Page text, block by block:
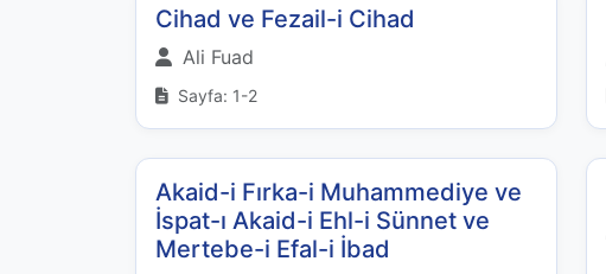
Cihad ve Fezail-i Cihad
Ali Fuad
Sayfa: 1-2
Akaid-i Fırka-i Muhammediye ve
İspat-ı Akaid-i Ehl-i Sünnet ve
Mertebe-i Efal-i İbad